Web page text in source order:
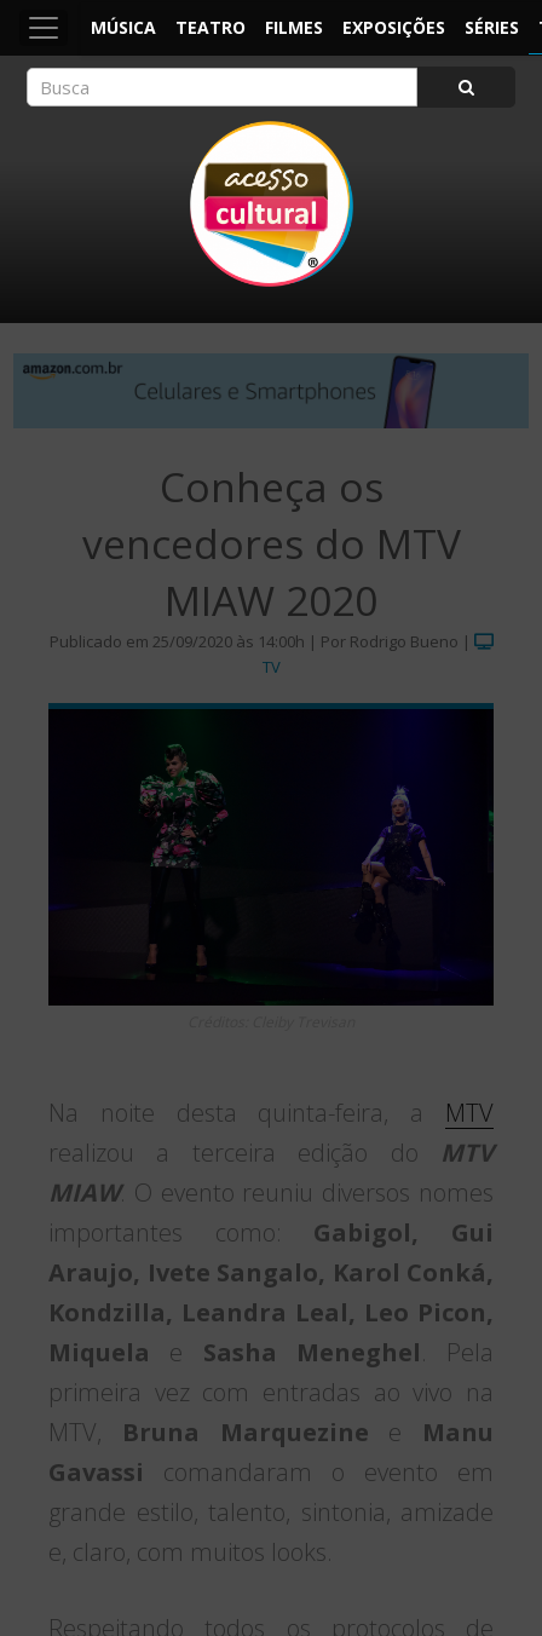
MÚSICA TEATRO FILMES EXPOSIÇÕES SÉRIES
Conheça os
vencedores do MTV
MIAW 2020
Publicado em 25/09/2020 às 14:00h | Por Rodrigo Bueno |
TV
Na noite desta quinta-feira, a MTV
realizou a terceira edição do MTV
MIAW. O evento reuniu diversos nomes
importantes como: Gabigol, Gui
Araujo, Ivete Sangalo, Karol Conká,
Kondzilla, Leandra Leal, Leo Picon,
Miquela e Sasha Meneghel. Pela
primeira vez com entradas ao vivo na
MTV, Bruna Marquezine e Manu
Gavassi comandaram o evento em
grande estilo, talento, sintonia, amizade
e, claro, com muitos looks.
Respeitando todos os protocolos de